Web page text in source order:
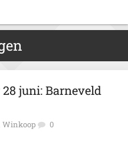
juni: Barneveld
Winkoop 0